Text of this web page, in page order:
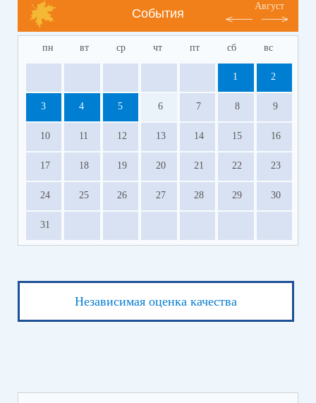
События
Август
пн вт ср чт пт сб вс
1 2
3 4 5 6 7 8 9
10 11 12 13 14 15 16
17 18 19 20 21 22 23
24 25 26 27 28 29 30
31
Независимая оценка качества